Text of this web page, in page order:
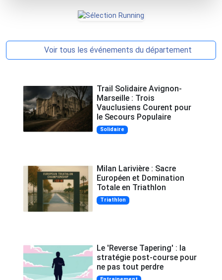
Voir tous les événements du département
Trail Solidaire Avignon-
Marseille : Trois
Vauclusiens Courent pour
le Secours Populaire
Solidaire
Milan Larivière : Sacre
Européen et Domination
Totale en Triathlon
Triathlon
Le 'Reverse Tapering' : la
stratégie post-course pour
ne pas tout perdre